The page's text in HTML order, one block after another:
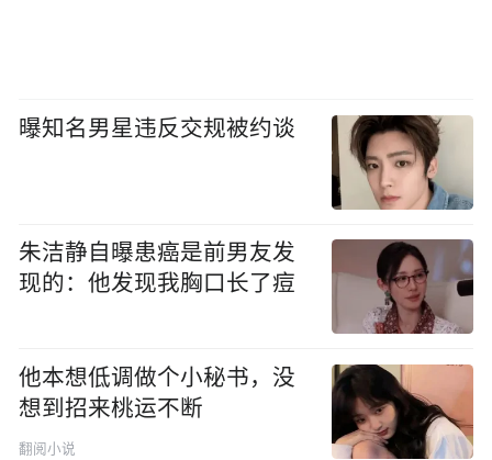
曝知名男星违反交规被约谈
朱洁静自曝患癌是前男友发
现的：他发现我胸口长了痘
他本想低调做个小秘书，没
想到招来桃运不断
翻阅小说